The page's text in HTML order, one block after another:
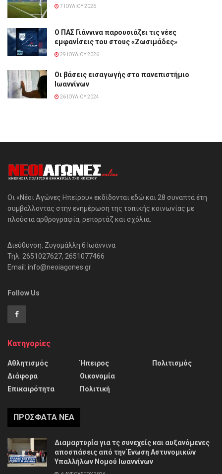
7 ΙΟΥΛΊΟΥ 2026
Ο ΠΑΣ Γιάννινα παρουσιάζει τις νέες
εμφανίσεις του στους «Ζωσιμάδες»
29 ΙΟΥΛΊΟΥ 2026
Οι βάσεις εισαγωγής στο πανεπιστήμιο
Ιωαννίνων
26 ΙΟΥΛΊΟΥ 2024
Οι «Νέοι Αγώνες Ηπείρου» εκδίδονται εδώ και 28 συναπτά έτη
συμβάλλοντας στην ενημέρωση της τοπικής κοινωνίας με
πλούσια αρθρογραφία, ρεπορτάζ και σχόλια.
Διεύθυνση: Ζυγομάλλη 6 Ιωάννινα
Τηλ: 2651027627, 2651077466
Email: info@neoiagones.gr
Follow Us
Κατηγορίες
Αθλητισμός
Διάφορα
Επικαιρότητα
Ήπειρος
Οικονομία
Πολιτική
Πολιτισμός
ΠΡΌΣΦΑΤΑ ΝΈΑ
Διαμαρτυρία για τς συνεχείς και αυξανόμενες
αποσπάσεις από την Ένωση Αστυνομικών
Υπαλλήλων Νομού Ιωαννίνων